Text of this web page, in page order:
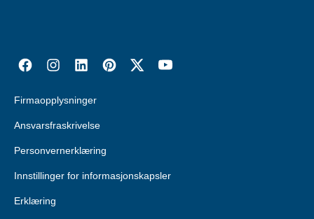
Firmaopplysninger
Ansvarsfraskrivelse
Personvernerklæring
Innstillinger for informasjonskapsler
Erklæring